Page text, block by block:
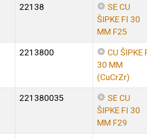
22138
SE CU
ŠIPKE FI 30
MM F25
2213800
CU ŠIPKE FI
30 MM
(CuCrZr)
221380035
SE CU
ŠIPKE FI 30
MM F29